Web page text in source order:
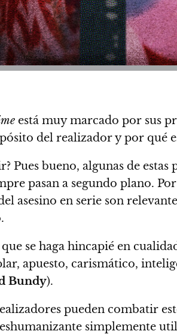
está muy marcado por sus
del realizador y por qué
Pues bueno, algunas de
pasan a segundo plano.
asesino en serie son
que se haga hincapié en
apuesto, carismático,
Bundy).
pueden combatir
simplemente